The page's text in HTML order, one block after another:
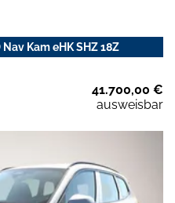
Kam eHK SHZ 18Z
41.700,00 €
ausweisbar